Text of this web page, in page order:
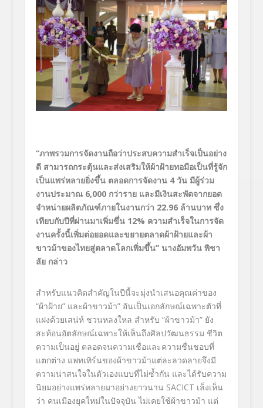
“ภาพรวมการจัดงานถือว่าประสบความสำเร็จเป็นอย่าง
ดี สามารถกระตุ้นและส่งเสริมให้ผ้าฝ้ายทอมือเป็นที่รู้จัก
เป็นแพร่หลายยิ่งขึ้น ตลอดการจัดงาน 4 วัน มีผู้ร่วม
งานประมาณ 6,000 กว่าราย และมีเงินสะพัดจากยอด
จำหน่ายผลิตภัณฑ์ภายในงานกว่า 22.96 ล้านบาท ซึ่ง
เทียบกับปีที่ผ่านมาเพิ่มขึ่น 12% ความสำเร็จในการจัด
งานครั้งนี้เพิ่มต่อยอดและขยายตลาดผ้าฝ้ายและผ้า
ขาวม้าของไทยสู่ตลาดโลกเพิ่มขึ้น” นางอัมพวัน พิชา
ลัย กล่าว
สำหรับแนวคิดสำคัญในปีนี้จะมุ่งนำเสนอคุณค่าของ
“ผ้าฝ้าย” และผ้าขาวม้า” อันเป็นเอกลักษณ์เฉพาะตัวที่
แฝงด้วยเสน่ห์ ชวนหลงใหล สำหรับ “ผ้าขาวม้า” ยัง
สะท้อนอัตลักษณ์เฉพาะให้เห็นถึงศิลปวัฒนธรรม ชีวิต
ความเป็นอยู่ ตลอดจนความเชื่อและความชื่นชอบที่
แตกต่าง แพทเทิร์นของผ้าขาวม้าแต่ละลวดลายจึงมี
ความน่าสนใจในตัวเองแบบที่ไม่ซ้ำกัน และได้รับความ
นิยมอย่างแพร่หลายมาอย่างยาวนาน SACICT เล็งเห็น
ว่า คนเมืองยุคใหม่ในปัจจุบัน ไม่เคยใช้ผ้าขาวม้า แต่